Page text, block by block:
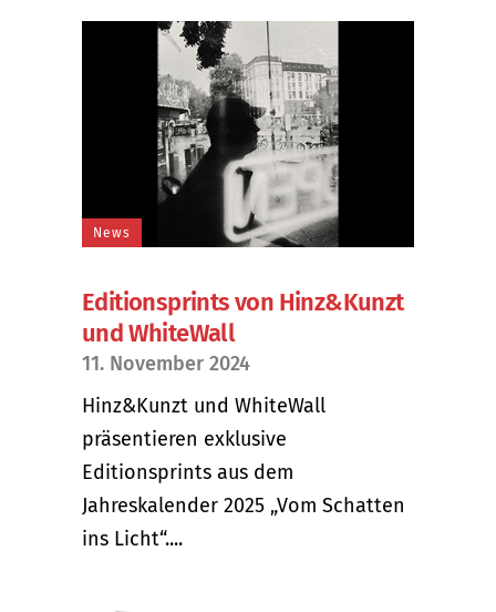
News
Editionsprints von Hinz&Kunzt
und WhiteWall
11. November 2024
Hinz&Kunzt und WhiteWall
präsentieren exklusive
Editionsprints aus dem
Jahreskalender 2025 „Vom Schatten
ins Licht“....